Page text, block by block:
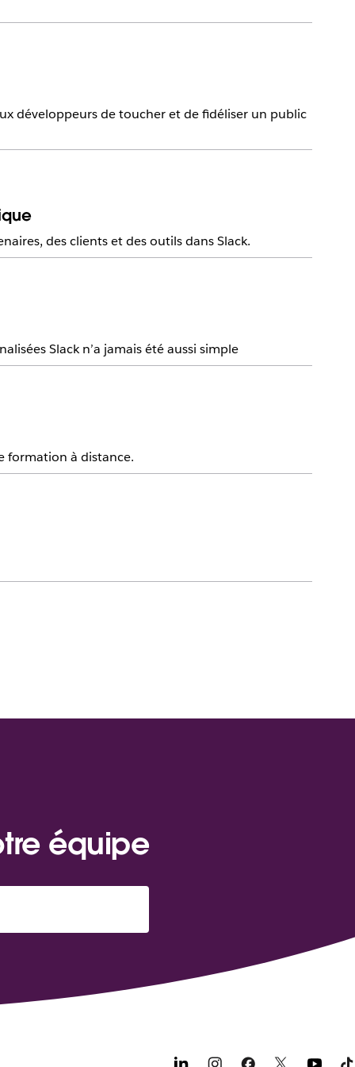
développeurs de toucher et de fidéliser un public
des clients et des outils dans Slack.
Slack n’a jamais été aussi simple
formation à distance.
équipe